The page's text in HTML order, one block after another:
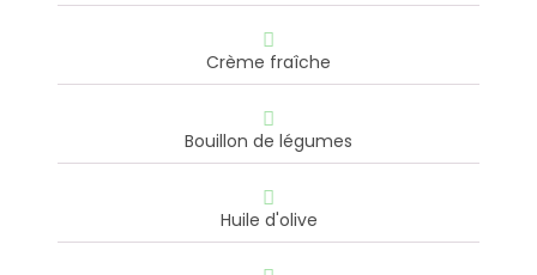
Crème fraîche
Bouillon de légumes
Huile d'olive